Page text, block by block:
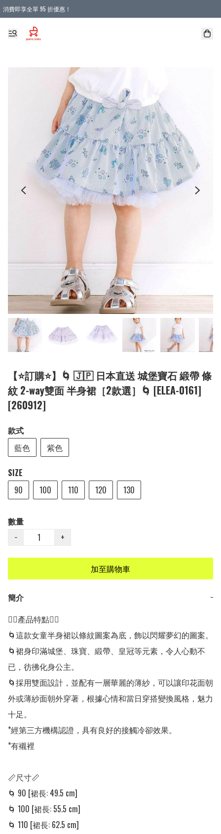
消費即享全單 95 折優惠！
購物滿 HKD 900.00即享免運費優惠！（適用於 本地送貨、本地取貨 )
【⭐訂購⭐】🌀 🇯🇵 日本直送 城堡寶石 緞帶 條
紋 2-way雙面 半身裙［2款選］🌀 [ELEA-0161]
[260912]
款式
藍色
紫色
SIZE
90
100 110 120 130
數量
−
+
加至購物車
簡介
−
👍🏻產品特點👍🏻
🌀這款女童半身裙以條紋圖案為底，飾以閃耀夢幻的圖案。
🌀裙身印滿城堡、珠寶、緞帶、皇冠等元素，令人心動不
已，彷彿化身公主。
🌀採用雙面設計，並配有一層華麗的薄紗，可以讓印花面朝
外或薄紗面朝外穿著，根據心情和當日穿搭變換風格，魅力
十足。
*經第三方機構認證，具有良好的接觸冷卻效果。
*有襯裡
📏尺寸📏
🌀 90 [裙長: 49.5 cm]
🌀 100 [裙長: 55.5 cm]
🌀 110 [裙長: 62.5 cm]